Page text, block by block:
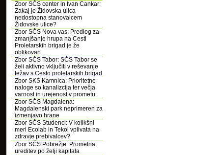
Zbor SČS center in Ivan Cankar:
Zakaj je Židovska ulica
nedostopna stanovalcem
Židovske ulice?
Zbor SČS Nova vas: Predlog za
zmanjšanje hrupa na Cesti
Proletarskih brigad je že
oblikovan
Zbor SČS Tabor: SČS Tabor se
želi aktivno vključiti v reševanje
težav s Cesto proletarskih brigad
Zbor SKS Kamnica: Prioritetne
naloge so kanalizcija ter večja
varnost in urejenost v prometu
Zbor SČS Magdalena:
Magdalenski park neprimeren za
izmenjavo hrane
Zbor SČS Studenci: V kolikšni
meri Ecolab in Tekol vplivata na
zdravje prebivalcev?
Zbor SČS Pobrežje: Prometna
ureditev po želji kapitala